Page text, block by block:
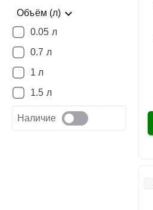
Объём (л)
0.05 л
0.7 л
1 л
1.5 л
Наличие